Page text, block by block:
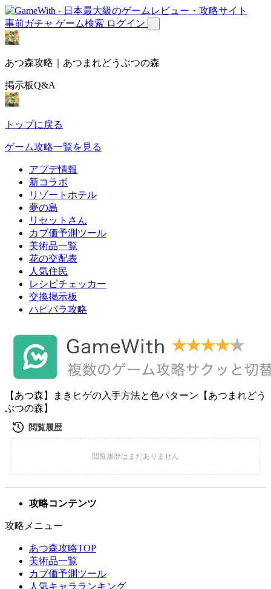
事前ガチャ ゲーム検索 ログイン
あつ森攻略｜あつまれどうぶつの森
掲示板Q&A
トップに戻る
ゲーム攻略一覧を見る
アプデ情報
新コラボ
リゾートホテル
夢の島
リセットさん
カブ価予測ツール
美術品一覧
花の交配表
人気住民
レシピチェッカー
交換掲示板
ハピパラ攻略
【あつ森】まきヒゲの入手方法と色パターン【あつまれどう
ぶつの森】
攻略コンテンツ
攻略メニュー
あつ森攻略TOP
美術品一覧
カブ価予測ツール
人気キャラランキング